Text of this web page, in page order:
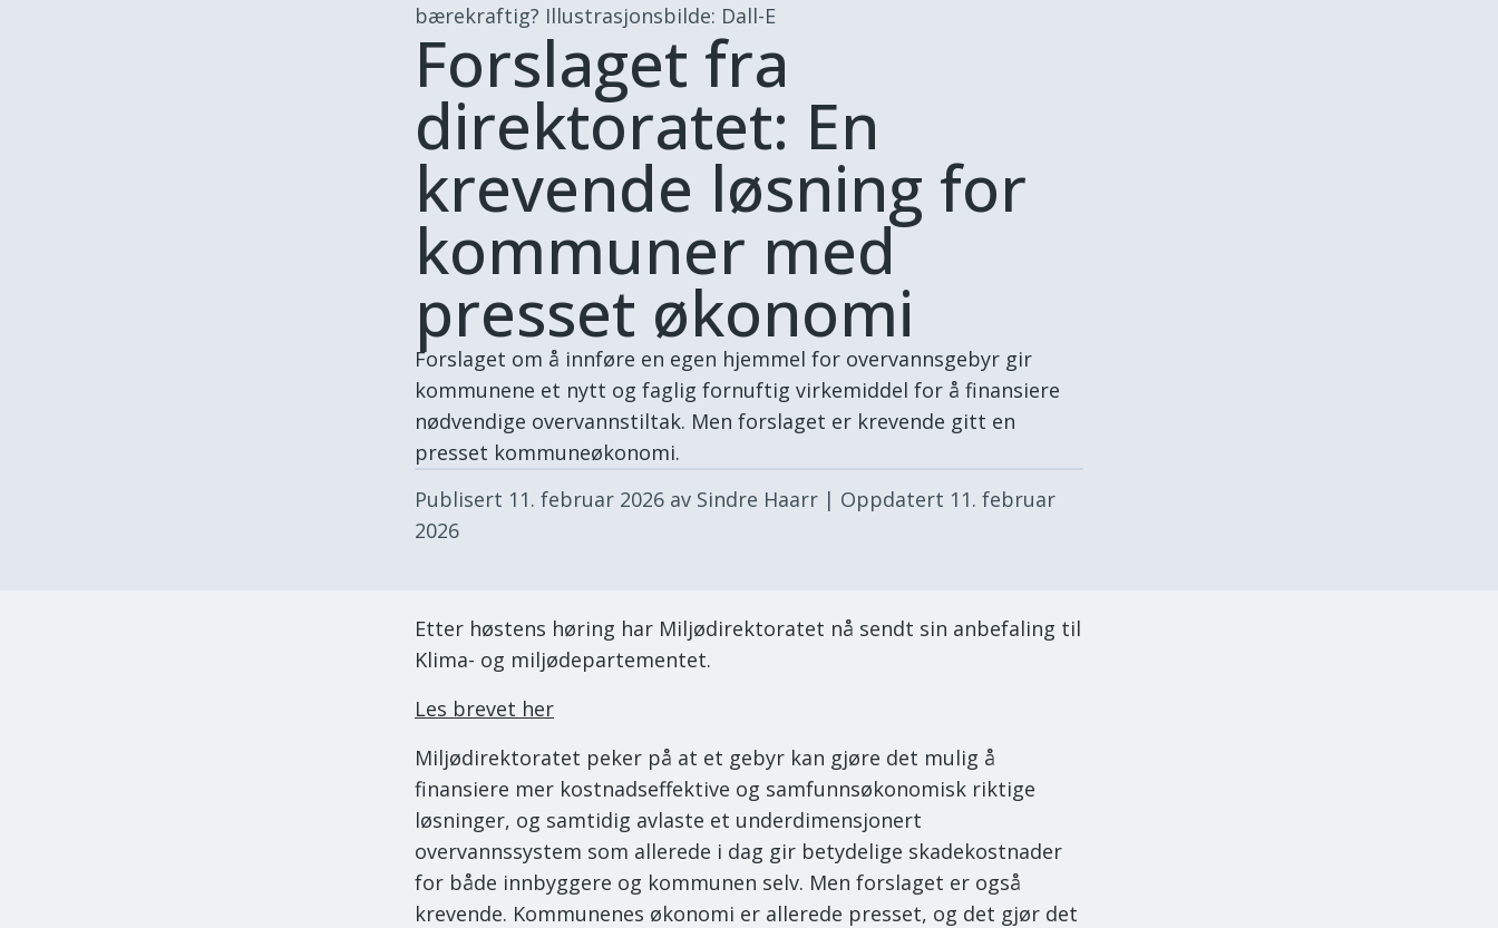
bærekraftig? Illustrasjonsbilde: Dall-E
Forslaget fra
direktoratet: En
krevende løsning for
kommuner med
presset økonomi
Forslaget om å innføre en egen hjemmel for overvannsgebyr gir
kommunene et nytt og faglig fornuftig virkemiddel for å finansiere
nødvendige overvannstiltak. Men forslaget er krevende gitt en
presset kommuneøkonomi.
Publisert 11. februar 2026 av Sindre Haarr | Oppdatert 11. februar
2026
Etter høstens høring har Miljødirektoratet nå sendt sin anbefaling til
Klima- og miljødepartementet.
Les brevet her
Miljødirektoratet peker på at et gebyr kan gjøre det mulig å
finansiere mer kostnadseffektive og samfunnsøkonomisk riktige
løsninger, og samtidig avlaste et underdimensjonert
overvannssystem som allerede i dag gir betydelige skadekostnader
for både innbyggere og kommunen selv. Men forslaget er også
krevende. Kommunenes økonomi er allerede presset, og det gjør det